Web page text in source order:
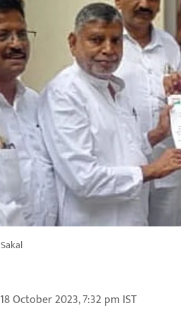
Sakal
18 October 2023, 7:32 pm IST